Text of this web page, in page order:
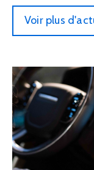
Partenariats
Voir plus